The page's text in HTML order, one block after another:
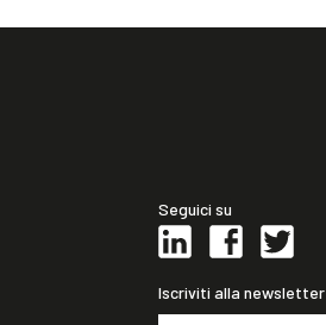
Seguici su
Iscriviti alla newsletter